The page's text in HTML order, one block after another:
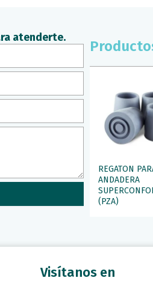
atenderte.
REGATON
ANDADERA
(PZA)
Visítanos en